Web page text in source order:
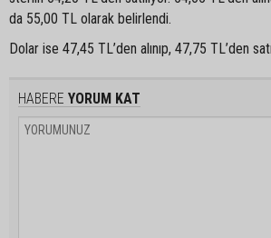
da 55,00 TL olarak belirlendi.
Dolar ise 47,45 TL’den alınıp, 47,75 TL’den
HABERE YORUM KAT